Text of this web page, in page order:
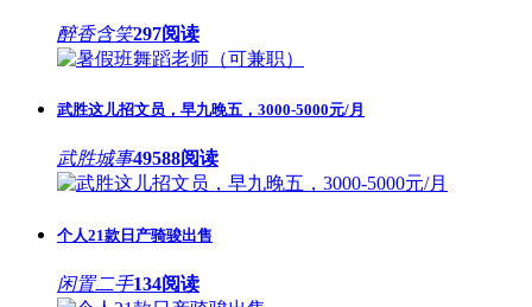
醉香含笑297阅读
武胜这儿招文员，早九晚五，3000-5000元/月
武胜城事49588阅读
个人21款日产骑骏出售
闲置二手134阅读